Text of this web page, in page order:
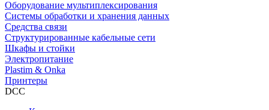
Оборудование мультиплексирования
Системы обработки и хранения данных
Средства связи
Структурированные кабельные сети
Шкафы и стойки
Электропитание
Plastim & Onka
Принтеры
DCC